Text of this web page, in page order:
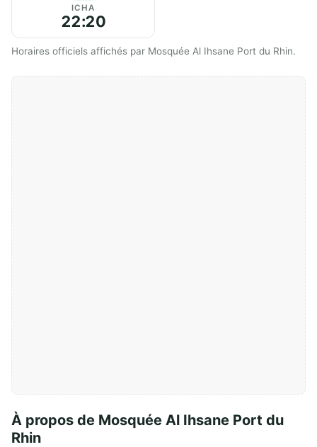
ICHA
22:20
Horaires officiels affichés par Mosquée Al Ihsane Port du Rhin.
À propos de Mosquée Al Ihsane Port du
Rhin